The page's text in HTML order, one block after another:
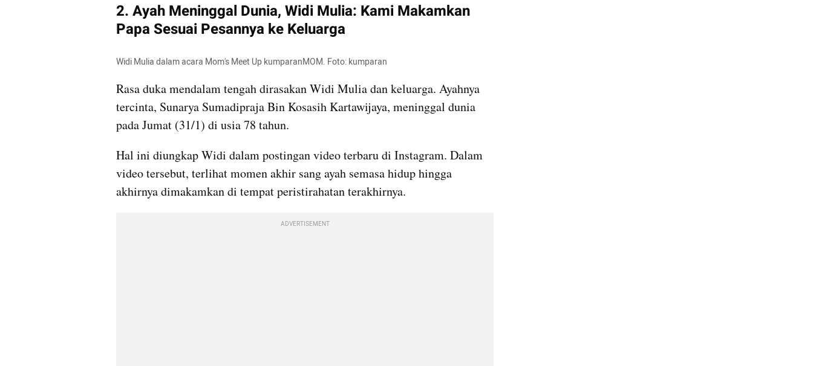
2. Ayah Meninggal Dunia, Widi Mulia: Kami Makamkan
Papa Sesuai Pesannya ke Keluarga
Widi Mulia dalam acara Mom's Meet Up kumparanMOM. Foto: kumparan
Rasa duka mendalam tengah dirasakan Widi Mulia dan keluarga. Ayahnya
tercinta, Sunarya Sumadipraja Bin Kosasih Kartawijaya, meninggal dunia
pada Jumat (31/1) di usia 78 tahun.
Hal ini diungkap Widi dalam postingan video terbaru di Instagram. Dalam
video tersebut, terlihat momen akhir sang ayah semasa hidup hingga
akhirnya dimakamkan di tempat peristirahatan terakhirnya.
ADVERTISEMENT